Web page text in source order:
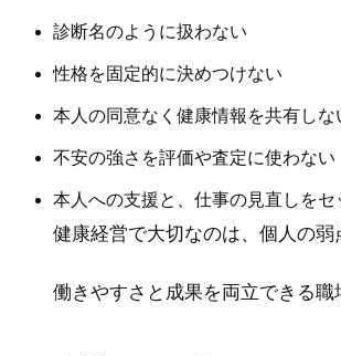
診断名のように扱わない
性格を固定的に決めつけない
本人の同意なく健康情報を共有しな
不安の強さを評価や査定に使わない
本人への支援と、仕事の見直しをセ
健康経営で大切なのは、個人の
働きやすさと成果を両立できる